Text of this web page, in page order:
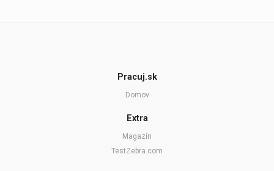
Pracuj.sk
Domov
Extra
Magazín
TestZebra.com